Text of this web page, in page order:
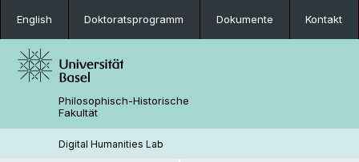
English Doktoratsprogramm Dokumente Kontakt
Philosophisch-Historische
Fakultät
Digital Humanities Lab